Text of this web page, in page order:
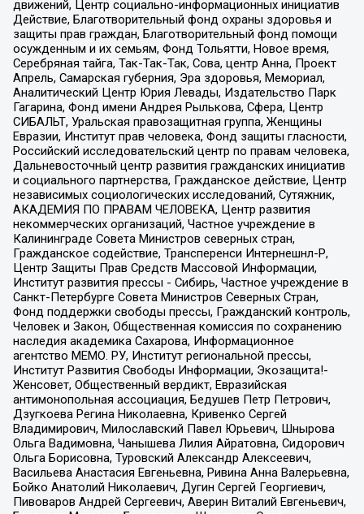
движений, Центр социально-информационных инициатив
Действие, Благотворительный фонд охраны здоровья и
защиты прав граждан, Благотворительный фонд помощи
осужденным и их семьям, Фонд Тольятти, Новое время,
Серебряная тайга, Так-Так-Так, Сова, центр Анна, Проект
Апрель, Самарская губерния, Эра здоровья, Мемориал,
Аналитический Центр Юрия Левады, Издательство Парк
Гагарина, Фонд имени Андрея Рылькова, Сфера, Центр
СИБАЛЬТ, Уральская правозащитная группа, Женщины
Евразии, Институт прав человека, Фонд защиты гласности,
Российский исследовательский центр по правам человека,
Дальневосточный центр развития гражданских инициатив
и социального партнерства, Гражданское действие, Центр
независимых социологических исследований, Сутяжник,
АКАДЕМИЯ ПО ПРАВАМ ЧЕЛОВЕКА, Центр развития
некоммерческих организаций, Частное учреждение в
Калининграде Совета Министров северных стран,
Гражданское содействие, Трансперенси Интернешнл-Р,
Центр Защиты Прав Средств Массовой Информации,
Институт развития прессы - Сибирь, Частное учреждение в
Санкт-Петербурге Совета Министров Северных Стран,
Фонд поддержки свободы прессы, Гражданский контроль,
Человек и Закон, Общественная комиссия по сохранению
наследия академика Сахарова, Информационное
агентство МЕМО. РУ, Институт региональной прессы,
Институт Развития Свободы Информации, Экозащита!-
Женсовет, Общественный вердикт, Евразийская
антимонопольная ассоциация, Бедушев Петр Петрович,
Дзугкоева Регина Николаевна, Кривенко Сергей
Владимирович, Милославский Павел Юрьевич, Шнырова
Ольга Вадимовна, Чанышева Лилия Айратовна, Сидорович
Ольга Борисовна, Туровский Александр Алексеевич,
Васильева Анастасия Евгеньевна, Ривина Анна Валерьевна,
Бойко Анатолий Николаевич, Дугин Сергей Георгиевич,
Пивоваров Андрей Сергеевич, Аверин Виталий Евгеньевич,